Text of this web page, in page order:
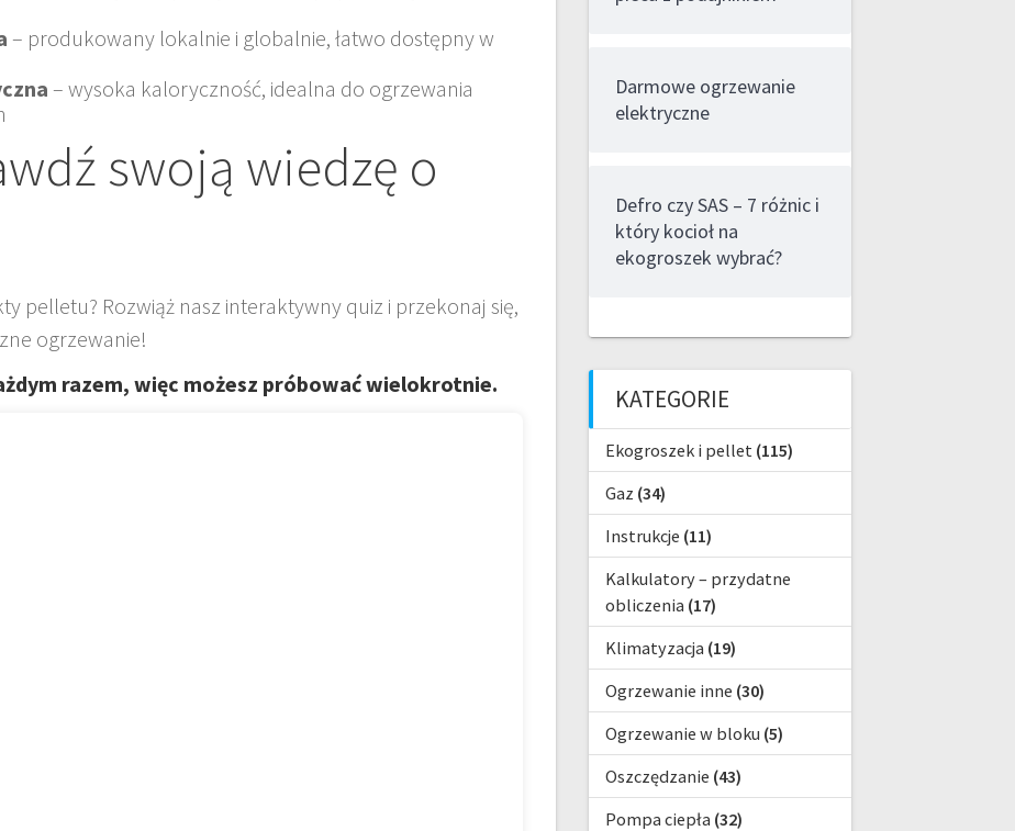
– produkowany lokalnie i globalnie, łatwo dostępny w
– wysoka kaloryczność, idealna do ogrzewania
swoją wiedzę o
pelletu? Rozwiąż nasz interaktywny quiz i przekonaj się,
ogrzewanie!
razem, więc możesz próbować wielokrotnie.
Darmowe ogrzewanie
elektryczne
Defro czy SAS – 7 różnic i
który kocioł na
ekogroszek wybrać?
KATEGORIE
Ekogroszek i pellet (115)
Gaz (34)
Instrukcje (11)
Kalkulatory – przydatne
obliczenia (17)
Klimatyzacja (19)
Ogrzewanie inne (30)
Ogrzewanie w bloku (5)
Oszczędzanie (43)
Pompa ciepła (32)